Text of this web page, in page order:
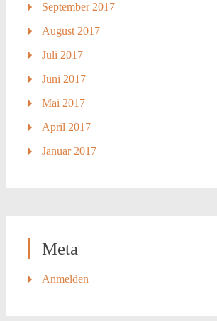
September 2017
August 2017
Juli 2017
Juni 2017
Mai 2017
April 2017
Januar 2017
Meta
Anmelden